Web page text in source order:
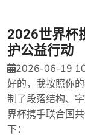
2026世界杯
护公益行动
2026-06-19
好的，我按照你
制了段落结构、
界杯携手联合国
下：